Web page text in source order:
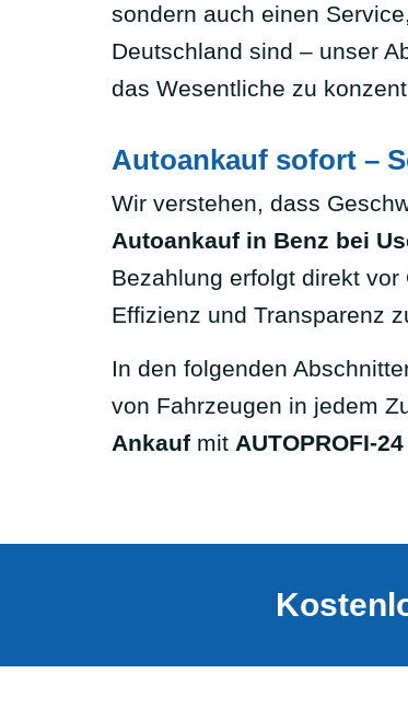
sondern auch einen
Deutschland sind – unser
das Wesentliche zu
Autoankauf sofort –
Wir verstehen, dass
Autoankauf in Benz bei
Bezahlung erfolgt direkt
Effizienz und Transparenz
In den folgenden
von Fahrzeugen in jedem
Ankauf mit AUTOPROFI-24